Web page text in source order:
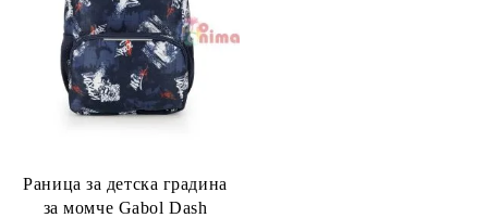
Раница за детска градина
за момче Gabol Dash